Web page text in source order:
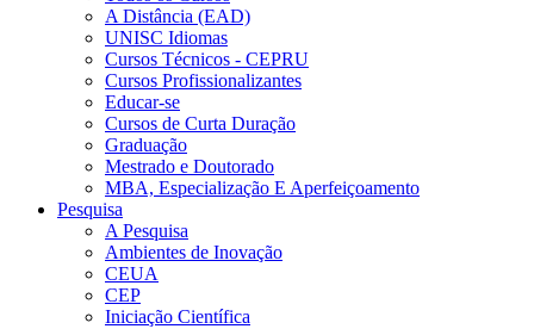
A Distância (EAD)
UNISC Idiomas
Cursos Técnicos - CEPRU
Cursos Profissionalizantes
Educar-se
Cursos de Curta Duração
Graduação
Mestrado e Doutorado
MBA, Especialização E Aperfeiçoamento
Pesquisa
A Pesquisa
Ambientes de Inovação
CEUA
CEP
Iniciação Científica